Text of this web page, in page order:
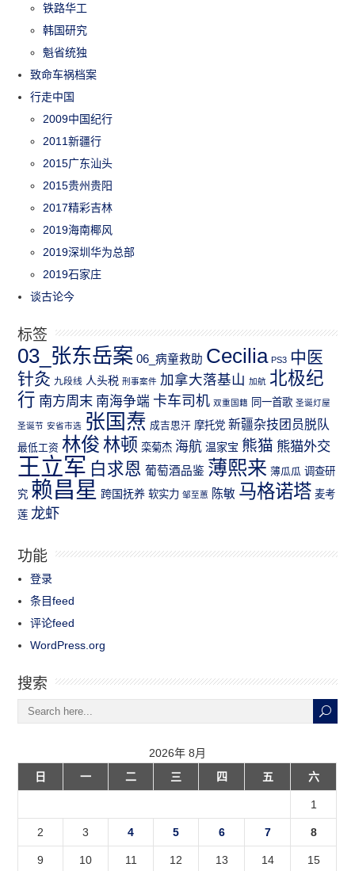
铁路华工
韩国研究
魁省统独
致命车祸档案
行走中国
2009中国纪行
2011新疆行
2015广东汕头
2015贵州贵阳
2017精彩吉林
2019海南椰风
2019深圳华为总部
2019石家庄
谈古论今
标签
03_张东岳案 06_病童救助 Cecilia PS3 中医
针灸 九段线 人头税 刑事案件 加拿大落基山 加航 北极纪
行 南方周末 南海争端 卡车司机 双重国籍 同一首歌 圣诞灯屋
圣诞节 安省市选 张国焘 成吉思汗 摩托党 新疆杂技团员脱队
最低工资 林俊 林顿 栾菊杰 海航 温家宝 熊猫 熊猫外交
王立军 白求恩 葡萄酒品鉴 薄熙来 薄瓜瓜 调查研
究 赖昌星 跨国抚养 软实力 邹至蕙 陈敏 马格诺塔 麦考
莲 龙虾
功能
登录
条目feed
评论feed
WordPress.org
搜索
2026年 8月
日
一 二 三 四 五 六
1
2 3 4 5 6 7 8
9 10 11 12 13 14 15